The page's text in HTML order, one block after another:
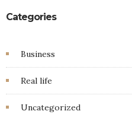
Categories
Business
Real life
Uncategorized